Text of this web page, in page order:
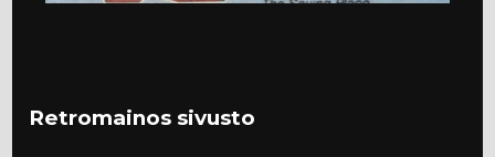
Retromainos sivusto